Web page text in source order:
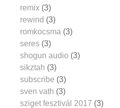
remix (3)
rewind (3)
romkocsma (3)
seres (3)
shogun audio (3)
sikztah (3)
subscribe (3)
sven vath (3)
sziget fesztivál 2017 (3)